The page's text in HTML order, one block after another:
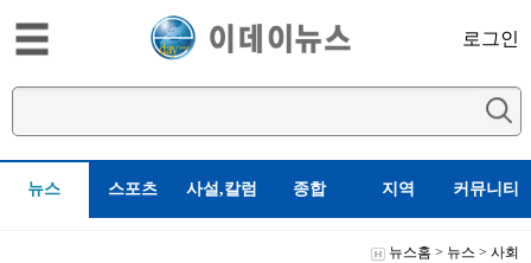
로그인
뉴스 스포츠 사설,칼럼 종합 지역 커뮤니티
뉴스홈 > 뉴스 > 사회